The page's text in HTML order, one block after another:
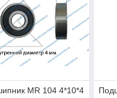
MR 104 4*10*4